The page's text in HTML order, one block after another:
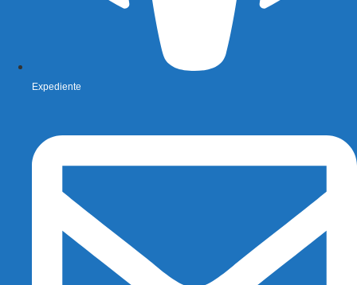
Expediente